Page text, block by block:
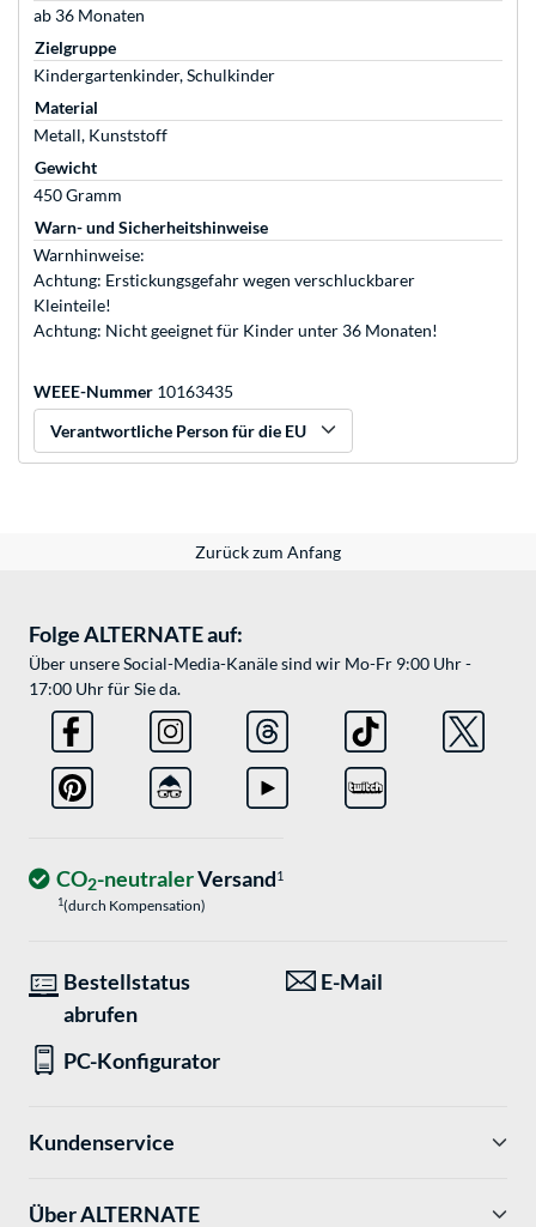
ab 36 Monaten
Zielgruppe
Kindergartenkinder, Schulkinder
Material
Metall, Kunststoff
Gewicht
450 Gramm
Warn- und Sicherheitshinweise
Warnhinweise:
Achtung: Erstickungsgefahr wegen verschluckbarer
Kleinteile!
Achtung: Nicht geeignet für Kinder unter 36 Monaten!
WEEE-Nummer 10163435
Verantwortliche Person für die EU
Zurück zum Anfang
Folge ALTERNATE auf:
Über unsere Social-Media-Kanäle sind wir Mo-Fr 9:00 Uhr -
17:00 Uhr für Sie da.
CO2-neutralerVersand1
1(durch Kompensation)
Bestellstatus
abrufen
E-Mail
PC-Konfigurator
Kundenservice
Über ALTERNATE